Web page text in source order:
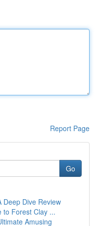
Report Page
Go
Deep Dive Review
to Forest Clay ...
Amusing